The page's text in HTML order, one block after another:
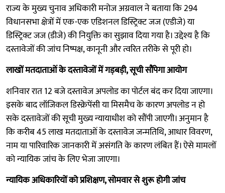
राज्य के मुख्य चुनाव अधिकारी मनोज अग्रवाल ने बताया कि 294
विधानसभा क्षेत्रों में एक-एक एडिशनल डिस्ट्रिक्ट जज (एडीजे) या
डिस्ट्रिक्ट जज (डीजे) की नियुक्ति का सुझाव दिया गया है। उद्देश्य है कि
दस्तावेजों की जांच निष्पक्ष, कानूनी और त्वरित तरीके से पूरी हो।
लाखों मतदाताओं के दस्तावेजों में गड़बड़ी, सूची सौंपेगा आयोग
शनिवार रात 12 बजे दस्तावेज अपलोड का पोर्टल बंद कर दिया जाएगा।
इसके बाद लॉजिकल डिस्क्रेपेंसी या मिसमैच के कारण अपलोड न हो
सके दस्तावेजों की सूची मुख्य न्यायाधीश को सौंपी जाएगी। अनुमान है
कि करीब 45 लाख मतदाताओं के दस्तावेज जन्मतिथि, आधार विवरण,
नाम या पारिवारिक जानकारी में असंगति के कारण लंबित हैं। ऐसे मामलों
को न्यायिक जांच के लिए भेजा जाएगा।
न्यायिक अधिकारियों को प्रशिक्षण, सोमवार से शुरू होगी जांच